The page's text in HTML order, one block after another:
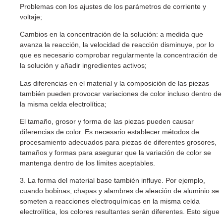
Problemas con los ajustes de los parámetros de corriente y
voltaje;
Cambios en la concentración de la solución: a medida que
avanza la reacción, la velocidad de reacción disminuye, por lo
que es necesario comprobar regularmente la concentración de
la solución y añadir ingredientes activos;
Las diferencias en el material y la composición de las piezas
también pueden provocar variaciones de color incluso dentro de
la misma celda electrolítica;
El tamaño, grosor y forma de las piezas pueden causar
diferencias de color. Es necesario establecer métodos de
procesamiento adecuados para piezas de diferentes grosores,
tamaños y formas para asegurar que la variación de color se
mantenga dentro de los límites aceptables.
3. La forma del material base también influye. Por ejemplo,
cuando bobinas, chapas y alambres de aleación de aluminio se
someten a reacciones electroquímicas en la misma celda
electrolítica, los colores resultantes serán diferentes. Esto sigue